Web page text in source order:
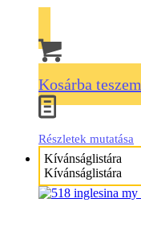
Kosárba teszem
Részletek mutatása
Kívánságlistára
Kívánságlistára